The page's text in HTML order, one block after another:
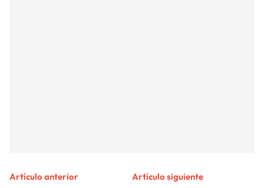
Artículo anterior Artículo siguiente